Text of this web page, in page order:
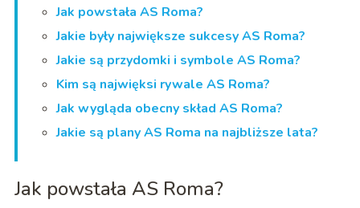
Jak powstała AS Roma?
Jakie były największe sukcesy AS Roma?
Jakie są przydomki i symbole AS Roma?
Kim są najwięksi rywale AS Roma?
Jak wygląda obecny skład AS Roma?
Jakie są plany AS Roma na najbliższe lata?
Jak powstała AS Roma?